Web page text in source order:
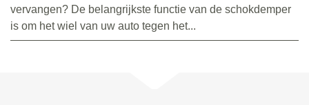
vervangen? De belangrijkste functie van de schokdemper
is om het wiel van uw auto tegen het...